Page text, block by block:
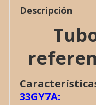
Descripción
33GY7A: